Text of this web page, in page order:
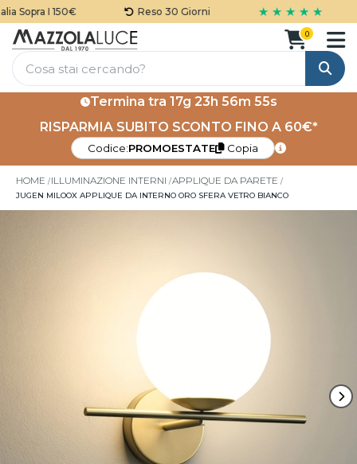
I 150€ Reso 30 Giorni ★ ★ ★ ★ ★
Cerca
0
Termina tra 17g 23h 56m 54s
RISPARMIA SUBITO SCONTO FINO A 60€*
Codice:PROMOESTATE Copia
HOME ILLUMINAZIONE INTERNI APPLIQUE DA PARETE
JUGEN MILOOX APPLIQUE DA INTERNO ORO SFERA VETRO BIANCO